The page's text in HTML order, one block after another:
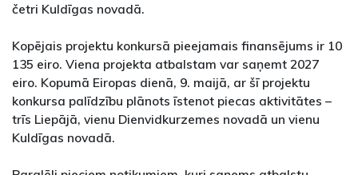
četri Kuldīgas novadā.
Kopējais projektu konkursā pieejamais finansējums ir 10
135 eiro. Viena projekta atbalstam var saņemt 2027
eiro. Kopumā Eiropas dienā, 9. maijā, ar šī projektu
konkursa palīdzību plānots īstenot piecas aktivitātes –
trīs Liepājā, vienu Dienvidkurzemes novadā un vienu
Kuldīgas novadā.